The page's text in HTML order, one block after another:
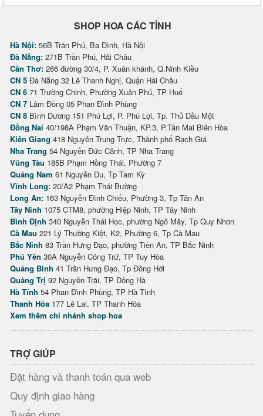
SHOP HOA CÁC TỈNH
Hà Nội: 56B Trần Phú, Ba Đình, Hà Nội
Đà Nẵng: 271B Trần Phú, Hải Châu
Cần Thơ: 266 đường 30/4, P. Xuân khánh, Q.Ninh Kiều
CN 5 Đà Nẵng 32 Lê Thanh Nghị, Quận Hải Châu
CN 6 71 Trường Chinh, Phường Xuân Phú, TP Huế
CN 7 Lâm Đồng 05 Phan Đình Phùng
CN 8 Bình Dương 151 Phú Lợi, P. Phú Lợi, Tp. Thủ Dầu Một
Đồng Nai 40/198A Phạm Văn Thuận, KP.3, P.Tân Mai Biên Hòa
Kiên Giang 418 Nguyễn Trung Trực, Thành phố Rạch Giá
Nha Trang 54 Nguyễn Đức Cảnh, TP Nha Trang
Vũng Tàu 185B Phạm Hồng Thái, Phường 7
Quảng Nam 61 Nguyễn Du, Tp Tam Kỳ
Vĩnh Long: 20/A2 Phạm Thái Bường
Long An: 163 Nguyễn Đình Chiểu, Phường 3, Tp Tân An
Tây Ninh 1075 CTM8, phường Hiệp Ninh, TP Tây Ninh
Bình Định 340 Nguyễn Thái Học, phường Ngô Mây, Tp Quy Nhơn
Cà Mau 221 Lý Thường Kiệt, K2, Phường 6, Tp Cà Mau
Bắc Ninh 83 Trần Hưng Đạo, phường Tiền An, TP Bắc Ninh
Phú Yên 30A Nguyễn Công Trứ, TP Tuy Hòa
Quảng Bình 41 Trần Hưng Đạo, Tp Đồng Hới
Quảng Trị 92 Nguyễn Trãi, TP Đông Hà
Hà Tĩnh 54 Phan Đình Phùng, TP Hà Tĩnh
Thanh Hóa 177 Lê Lai, TP Thanh Hóa
Xem thêm chi nhánh shop hoa
TRỢ GIÚP
Đặt hàng và thanh toán qua web
Quy định giao hàng